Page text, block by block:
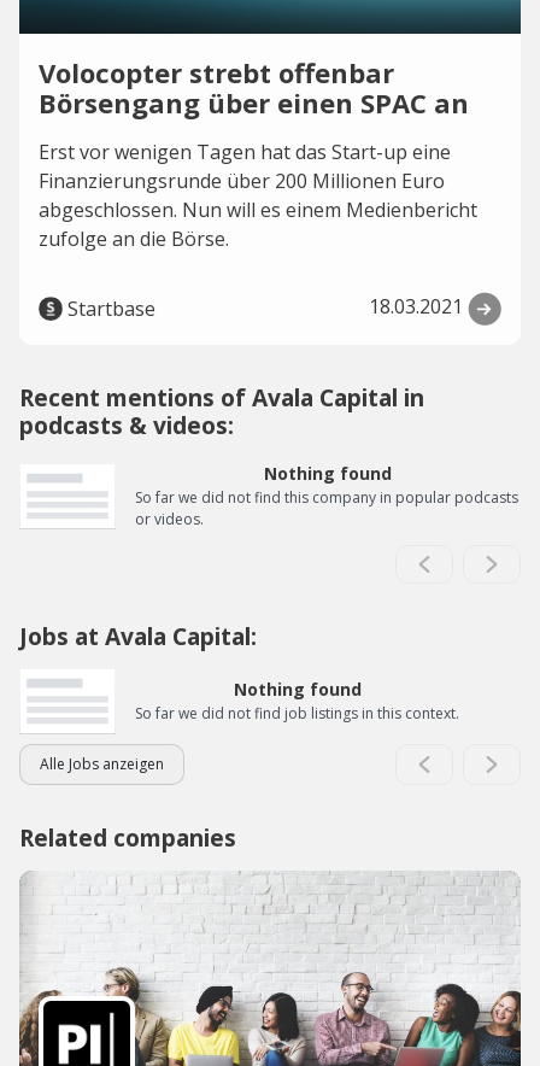
Volocopter strebt offenbar
Börsengang über einen SPAC an
Erst vor wenigen Tagen hat das Start-up eine
Finanzierungsrunde über 200 Millionen Euro
abgeschlossen. Nun will es einem Medienbericht
zufolge an die Börse.
Startbase 18.03.2021
Recent mentions of Avala Capital in
podcasts & videos:
Nothing found
So far we did not find this company in popular podcasts
or videos.
Jobs at Avala Capital:
Nothing found
So far we did not find job listings in this context.
Alle Jobs anzeigen
Related companies